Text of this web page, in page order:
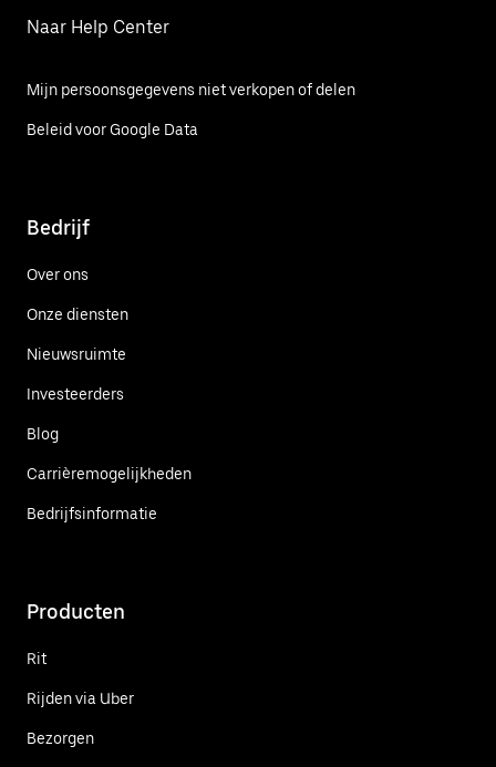
Naar Help Center
Mijn persoonsgegevens niet verkopen of delen
Beleid voor Google Data
Bedrijf
Over ons
Onze diensten
Nieuwsruimte
Investeerders
Blog
Carrièremogelijkheden
Bedrijfsinformatie
Producten
Rit
Rijden via Uber
Bezorgen